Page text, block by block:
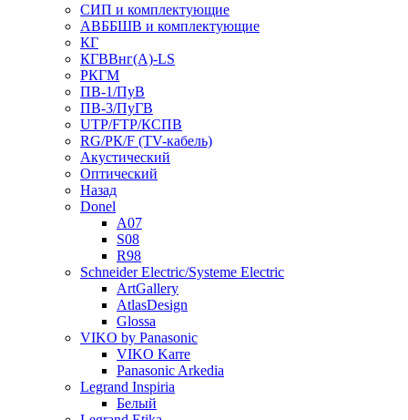
СИП и комплектующие
АВББШВ и комплектующие
КГ
КГВВнг(А)-LS
РКГМ
ПВ-1/ПуВ
ПВ-3/ПуГВ
UTP/FTP/КСПВ
RG/РК/F (TV-кабель)
Акустический
Оптический
Назад
Donel
A07
S08
R98
Schneider Electric/Systeme Electric
ArtGallery
AtlasDesign
Glossa
VIKO by Panasonic
VIKO Karre
Panasonic Arkedia
Legrand Inspiria
Белый